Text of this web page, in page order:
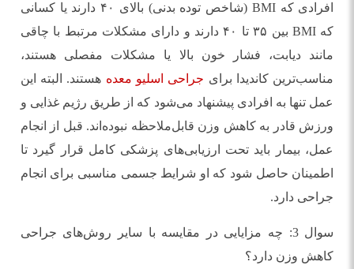
افرادی که BMI (شاخص توده بدنی) بالای ۴۰ دارند یا کسانی
که BMI بین ۳۵ تا ۴۰ دارند و دارای مشکلات مرتبط با چاقی
مانند دیابت، فشار خون بالا یا مشکلات مفصلی هستند،
مناسب‌ترین کاندیدا برای جراحی اسلیو معده هستند. البته این
عمل تنها به افرادی پیشنهاد می‌شود که از طریق رژیم غذایی و
ورزش قادر به کاهش وزن قابل‌ملاحظه نبوده‌اند. قبل از انجام
عمل، بیمار باید تحت ارزیابی‌های پزشکی کامل قرار گیرد تا
اطمینان حاصل شود که او شرایط جسمی مناسبی برای انجام
جراحی دارد.
سوال 3: چه مزایایی در مقایسه با سایر روش‌های جراحی
کاهش وزن دارد؟